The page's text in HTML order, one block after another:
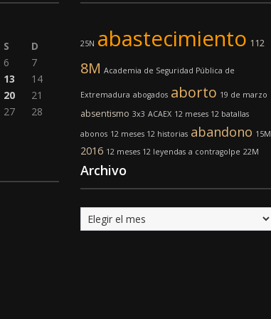
S
D
6
7
13
14
20
21
27
28
25N abastecimiento 112
8M Academia de Seguridad Pública de
Extremadura abogados aborto 19 de marzo
absentismo 3x3 ACAEX 12 meses 12 batallas
abonos 12 meses 12 historias abandono 15M
2016 12 meses 12 leyendas a contragolpe 22M
Archivo
Archivo